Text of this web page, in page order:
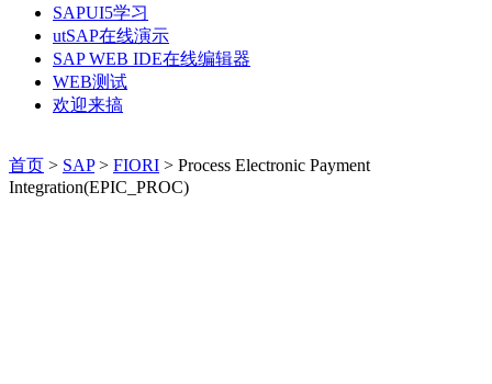
SAPUI5学习
utSAP在线演示
SAP WEB IDE在线编辑器
WEB测试
欢迎来搞
首页 > SAP> FIORI > Process Electronic Payment
Integration(EPIC_PROC)